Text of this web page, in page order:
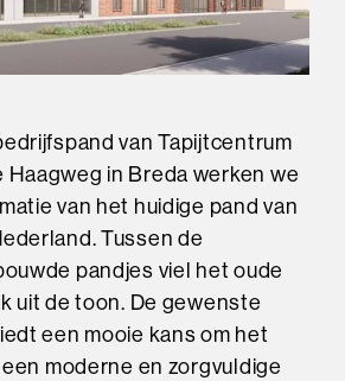
van Tapijtcentrum
Haagweg in Breda werken we
van het huidige pand van
Tussen de
pandjes viel het oude
uit de toon. De gewenste
een mooie kans om het
moderne en zorgvuldige